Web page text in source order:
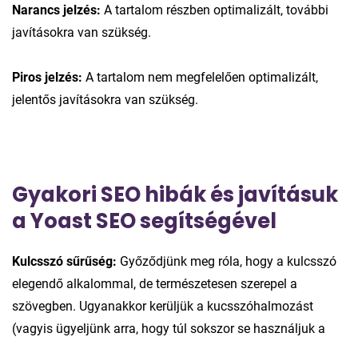
Narancs jelzés: A tartalom részben optimalizált, további
javításokra van szükség.
Piros jelzés: A tartalom nem megfelelően optimalizált,
jelentős javításokra van szükség.
Gyakori SEO hibák és javításuk
a Yoast SEO segítségével
Kulcsszó sűrűség: Győződjünk meg róla, hogy a kulcsszó
elegendő alkalommal, de természetesen szerepel a
szövegben. Ugyanakkor kerüljük a kucsszóhalmozást
(vagyis ügyeljünk arra, hogy túl sokszor se használjuk a